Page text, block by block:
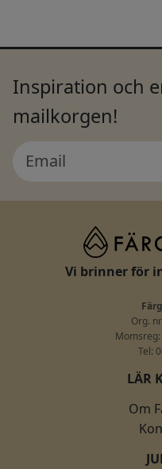
Inspiration och
mailkorgen!
Vi brinner för
Org.
Momsreg:
Tel:
LÄR
Om